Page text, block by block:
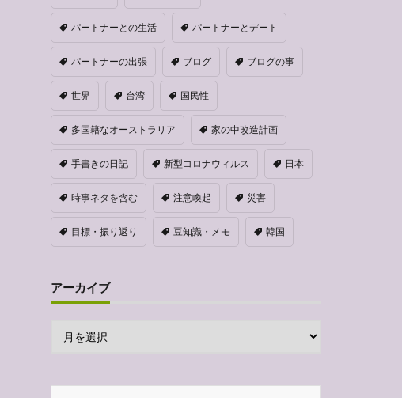
パートナーとの生活 パートナーとデート
パートナーの出張 ブログ ブログの事
世界 台湾 国民性
多国籍なオーストラリア 家の中改造計画
手書きの日記 新型コロナウィルス 日本
時事ネタを含む 注意喚起 災害
目標・振り返り 豆知識・メモ 韓国
アーカイブ